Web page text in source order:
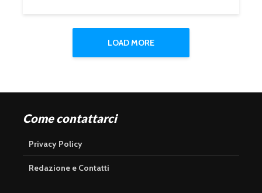
LOAD MORE
Come contattarci
Privacy Policy
Redazione e Contatti